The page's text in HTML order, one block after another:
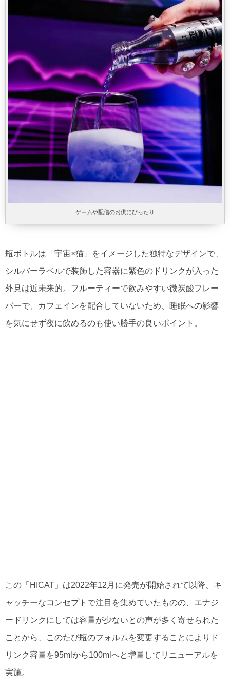
ゲームや配信のお供にぴったり
瓶ボトルは「宇宙×猫」をイメージした独特なデザインで、
シルバーラベルで装飾した容器に紫色のドリンクが入った
外見は近未来的。フルーティーで飲みやすい微炭酸フレー
バーで、カフェインを配合していないため、睡眠への影響
を気にせず夜に飲めるのも使い勝手の良いポイント。
この「HICAT」は2022年12月に発売が開始されて以降、キ
ャッチーなコンセプトで注目を集めていたものの、エナジ
ードリンクにしては容量が少ないとの声が多く寄せられた
ことから、このたび瓶のフォルムを変更することによりド
リンク容量を95mlから100mlへと増量してリニューアルを
実施。